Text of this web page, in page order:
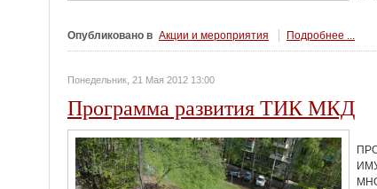
Опубликовано в Акции и мероприятия Подробнее ...
Понедельник, 21 Мая 2012 13:00
Программа развития ТИК МКД